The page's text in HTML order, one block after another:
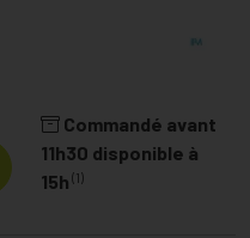
Commandé avant
11h30 disponible à
15h (1)